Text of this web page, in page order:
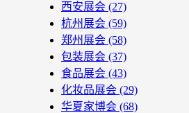
西安展会 (27)
杭州展会 (59)
郑州展会 (58)
包装展会 (37)
食品展会 (43)
化妆品展会 (29)
华夏家博会 (68)